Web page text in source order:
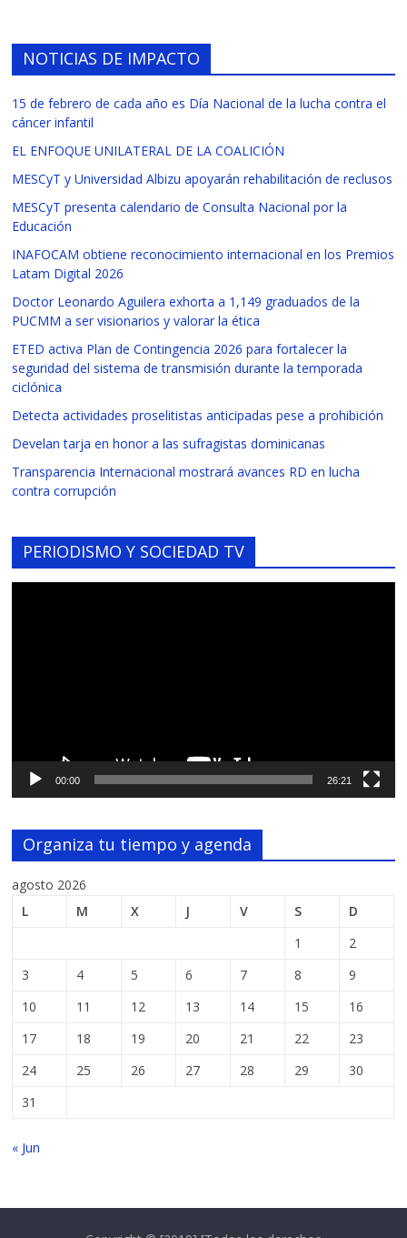
NOTICIAS DE IMPACTO
15 de febrero de cada año es Día Nacional de la lucha contra el
cáncer infantil
EL ENFOQUE UNILATERAL DE LA COALICIÓN
MESCyT y Universidad Albizu apoyarán rehabilitación de reclusos
MESCyT presenta calendario de Consulta Nacional por la
Educación
INAFOCAM obtiene reconocimiento internacional en los Premios
Latam Digital 2026
Doctor Leonardo Aguilera exhorta a 1,149 graduados de la
PUCMM a ser visionarios y valorar la ética
ETED activa Plan de Contingencia 2026 para fortalecer la
seguridad del sistema de transmisión durante la temporada
ciclónica
Detecta actividades proselitistas anticipadas pese a prohibición
Develan tarja en honor a las sufragistas dominicanas
Transparencia Internacional mostrará avances RD en lucha
contra corrupción
PERIODISMO Y SOCIEDAD TV
00:00 26:21
Organiza tu tiempo y agenda
agosto 2026
L
M X J V S
D
1
2
3
4 5 6 7 8
9
10
11 12 13 14 15
16
17
18 19 20 21 22
23
24
25 26 27 28 29
30
31
« Jun